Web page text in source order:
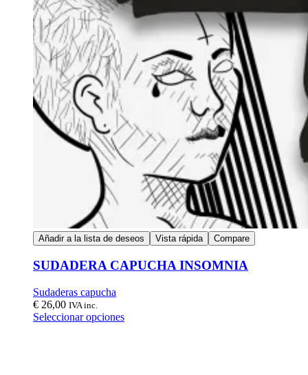
Añadir a la lista de deseos Vista rápida Compare
SUDADERA CAPUCHA INSOMNIA
Sudaderas capucha
€ 26,00 IVA inc.
Seleccionar opciones